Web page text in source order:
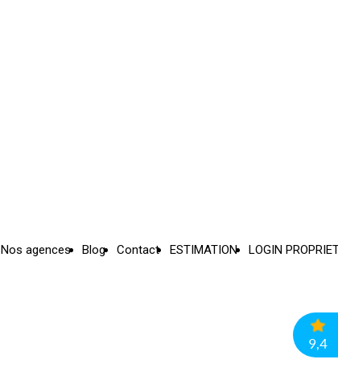
Nos agences Blog Contact ESTIMATION LOGIN